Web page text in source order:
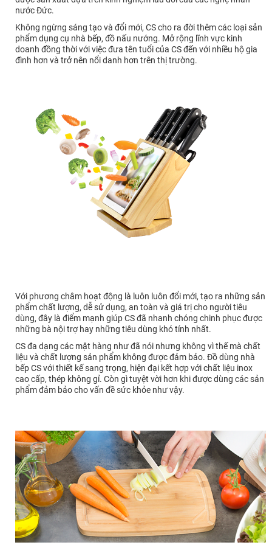
nước Đức.
Không ngừng sáng tạo và đổi mới, CS cho ra đời thêm các loại sản
phẩm dụng cụ nhà bếp, đồ nấu nướng. Mở rộng lĩnh vực kinh
doanh đồng thời với việc đưa tên tuổi của CS đến với nhiều hộ gia
đình hơn và trở nên nổi danh hơn trên thị trường.
Với phương châm hoạt động là luôn luôn đổi mới, tạo ra những sản
phẩm chất lượng, dễ sử dụng, an toàn và giá trị cho người tiêu
dùng, đây là điểm mạnh giúp CS đã nhanh chóng chinh phục được
những bà nội trợ hay những tiêu dùng khó tính nhất.
CS đa dạng các mặt hàng như đã nói nhưng không vì thế mà chất
liệu và chất lượng sản phẩm không được đảm bảo. Đồ dùng nhà
bếp CS với thiết kế sang trọng, hiện đại kết hợp với chất liệu inox
cao cấp, thép không gỉ. Còn gì tuyệt vời hơn khi được dùng các sản
phẩm đảm bảo cho vấn đề sức khỏe như vậy.